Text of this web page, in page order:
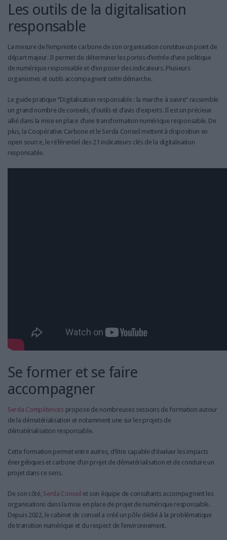
Les outils de la digitalisation
responsable
La mesure de l’empreinte carbone de son organisation constitue un point de
départ majeur. Il permet de déterminer les portes d’entrée d’une politique
de numérique responsable et d’en poser des indicateurs. Plusieurs
organismes et outils accompagnent cette démarche.
Le guide pratique “Digitalisation responsable : la marche à suivre” rassemble
un grand nombre de conseils, d’outils et d’avis d'experts. Il est un précieux
allié dans la mise en place d’une transformation numérique responsable. De
plus, la Coopérative Carbone et le Serda Conseil mettent à disposition en
open source, le référentiel des 21 indicateurs clés de la digitalisation
responsable.
Se former et se faire
accompagner
Serda Compétences propose de nombreuses sessions de formation autour
de la dématérialisation et notamment une sur les projets de
dématérialisation responsable.
Cette formation permet entre autres, d’être capable d’évaluer les impacts
énergétiques et carbone d’un projet de dématérialisation et de conduire un
projet dans ce sens.
De son côté, Serda Conseil et son équipe de consultants accompagnent les
organisations dans la mise en place de projet de numérique responsable.
Depuis 2022, le cabinet de conseil a créé un pôle dédié à la problématique
de transition numérique et du respect de l’environnement.